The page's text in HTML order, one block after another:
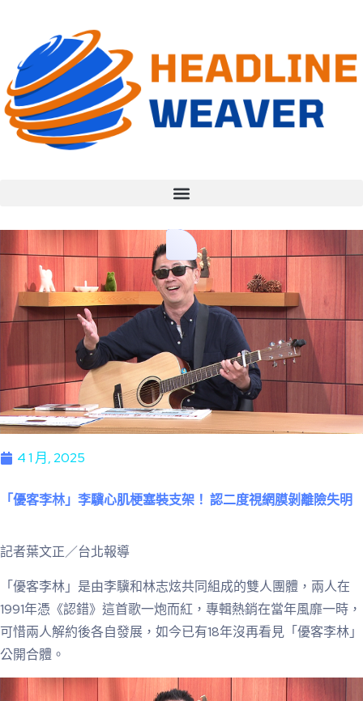
4 1 月, 2025
「優客李林」李驥心肌梗塞裝支架！ 認二度視網膜剝離險失明
記者葉文正／台北報導
「優客李林」是由李驥和林志炫共同組成的雙人團體，兩人在
1991年憑《認錯》這首歌一炮而紅，專輯熱銷在當年風靡一時，
可惜兩人解約後各自發展，如今已有18年沒再看見「優客李林」
公開合體。